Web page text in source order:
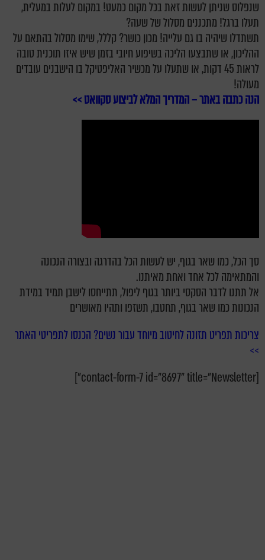
שנפלוס שניתן לעשות זאת בכל מקום כמעט! במקום לעלות במעלית,
תעלו ברגל! מתכננים מסלול של שעה?
תשתדלו שיהיה בו גם עלייה! מכון כושר? קללל, שימו מסלול בהתאם על
ההליכון, או שתבצעו הליכה בשיפוע חיובי בזמן שיש איזו תוכנית טובה
לראות 45 דקות, או שתעלו על מכשיר האליפטיקל בו הישבנים עובדים
מעולה!
הנה כתבה באתר – המדריך המלא לביצוע סקוואט >>
סך הכל, כמו שאר בגוף, יש לעשות הכל בהדרגה ובצורה הנכונה
והמתאימה לכל אחד ואחת מאיתנו.
אל תתנו לדבר הסקסי ביותר בגוף ליפול, תתייחסו לישבן תמיד במידת
הנכונות כמו שאר בגוף, תחטבו, תשזפו ותהיו מאושרים
צריכות תפריט תזונה לחיטוב מיוחד עבור נשים? הכנסו לתפריטי האתר
>>
[contact-form-7 id="8697" title="Newsletter"]